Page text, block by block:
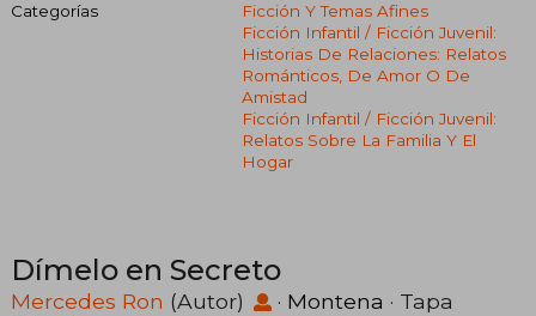
Categorías
Ficción Y Temas Afines
Ficción Infantil / Ficción Juvenil:
Historias De Relaciones: Relatos
Románticos, De Amor O De
Amistad
Ficción Infantil / Ficción Juvenil:
Relatos Sobre La Familia Y El
Hogar
Dímelo en Secreto
Mercedes Ron (Autor) · Montena · Tapa